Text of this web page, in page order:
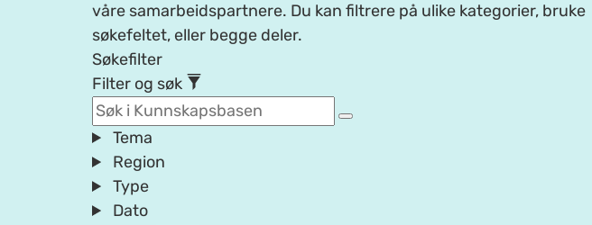
våre samarbeidspartnere. Du kan filtrere på ulike kategorier, bruke
søkefeltet, eller begge deler.
Søkefilter
Filter og søk
Tema
Region
Type
Dato